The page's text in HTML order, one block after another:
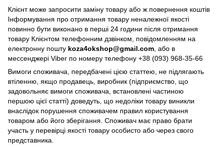
Клієнт може запросити заміну товару або ж повернення коштів
Інформування про отримання товару неналежної якості
повинно бути виконано в перші 24 години після отримання
товару Клієнтом телефонним дзвінком, повідомленням на
електронну пошту koza4okshop@gmail.com , або в
мессенджері Viber по номеру телефону +38 (093) 968-35-66
Вимоги споживача, передбачені цією статтею, не підлягають
втіленню, якщо продавець, виробник (підприємство, що
задовольняє вимоги споживача, встановлені частиною
першою цієї статті) доведуть, що недоліки товару виникли
внаслідок порушення споживачем правил користування
товаром або його зберігання. Споживач має право брати
участь у перевірці якості товару особисто або через свого
представника.